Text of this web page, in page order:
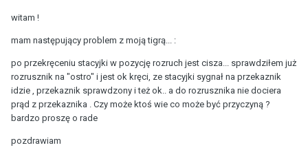
witam !
mam następujący problem z moją tigrą... :
po przekręceniu stacyjki w pozycję rozruch jest cisza... sprawdziłem już
rozrusznik na "ostro" i jest ok kręci, ze stacyjki sygnał na przekaznik
idzie , przekaznik sprawdzony i też ok.. a do rozrusznika nie dociera
prąd z przekaznika . Czy może ktoś wie co może być przyczyną ?
bardzo proszę o rade
pozdrawiam